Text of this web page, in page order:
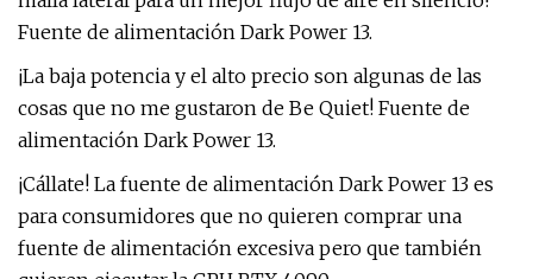
Fuente de alimentación Dark Power 13.
¡La baja potencia y el alto precio son algunas de las
cosas que no me gustaron de Be Quiet! Fuente de
alimentación Dark Power 13.
¡Cállate! La fuente de alimentación Dark Power 13 es
para consumidores que no quieren comprar una
fuente de alimentación excesiva pero que también